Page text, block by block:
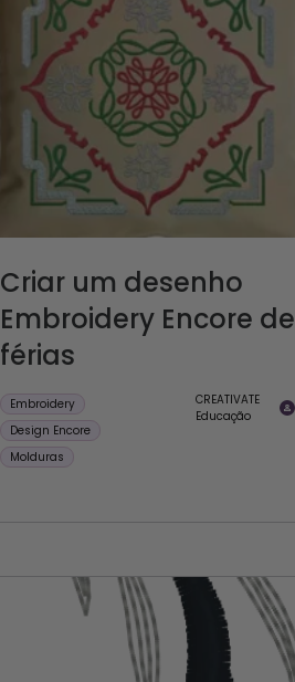
Criar um desenho
Embroidery Encore de
férias
Embroidery
Design Encore
Molduras
CREATIVATE
Educação